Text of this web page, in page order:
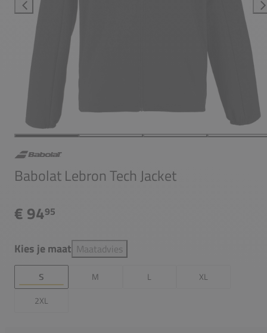
Babolat Lebron Tech Jacket
€ 9495
Kies je maat Maatadvies
S M L
XL
2XL